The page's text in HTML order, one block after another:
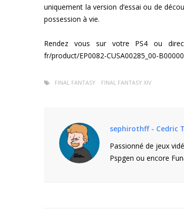
uniquement la version d’essai ou de
possession à vie.
Rendez vous sur votre PS4 ou
fr/product/EP0082-CUSA00285_00-
FINAL FANTASY FINAL FANTASY XIV
sephirothff - Cedric T
Passionné de jeux
Pspgen ou encore